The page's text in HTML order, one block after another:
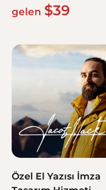
gelen $39
Özel El Yazısı İmza